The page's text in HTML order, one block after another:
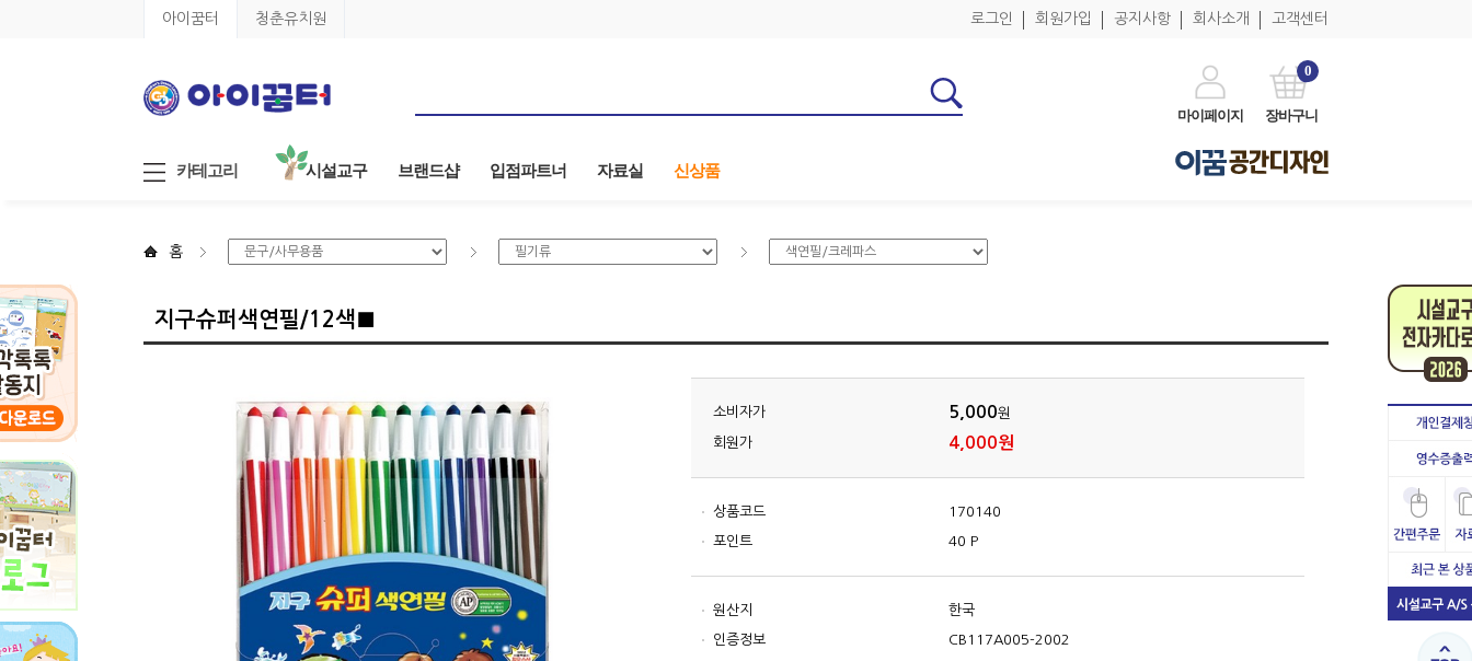
아이꿈터 청춘유치원 로그인 회원가입 공지사항 회사소개 고객센터
마이페이지
0
장바구니
카테고리 시설교구 브랜드샵 입점파트너 자료실 신상품
홈
지구슈퍼색연필/12색■
소비자가 5,000원
회원가 4,000원
상품코드 170140
포인트 40 P
원산지 한국
인증정보 CB117A005-2002